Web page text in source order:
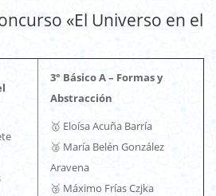
«El Universo en el
3° Básico A – Formas y
Abstracción
🥇 Eloísa Acuña Barría
🥈 María Belén González
Aravena
🥉 Máximo Frías Czjka